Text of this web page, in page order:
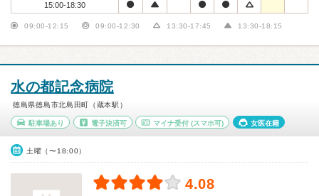
15:00-18:30
09:00-12:15 09:00-12:30 13:30-17:45 13:30-18:15
水の都記念病院
徳島県徳島市北島田町（蔵本駅）
駐車場あり 電子決済可 マイナ受付 (スマホ可) 女医在籍
土曜（〜18:00）
4.08